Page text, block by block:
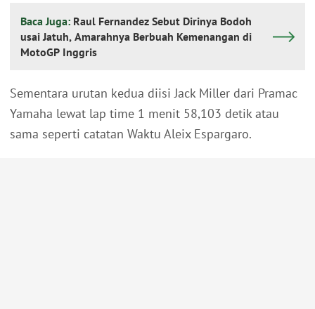
Baca Juga: Raul Fernandez Sebut Dirinya Bodoh
usai Jatuh, Amarahnya Berbuah Kemenangan di
MotoGP Inggris
Sementara urutan kedua diisi Jack Miller dari Pramac
Yamaha lewat lap time 1 menit 58,103 detik atau
sama seperti catatan Waktu Aleix Espargaro.